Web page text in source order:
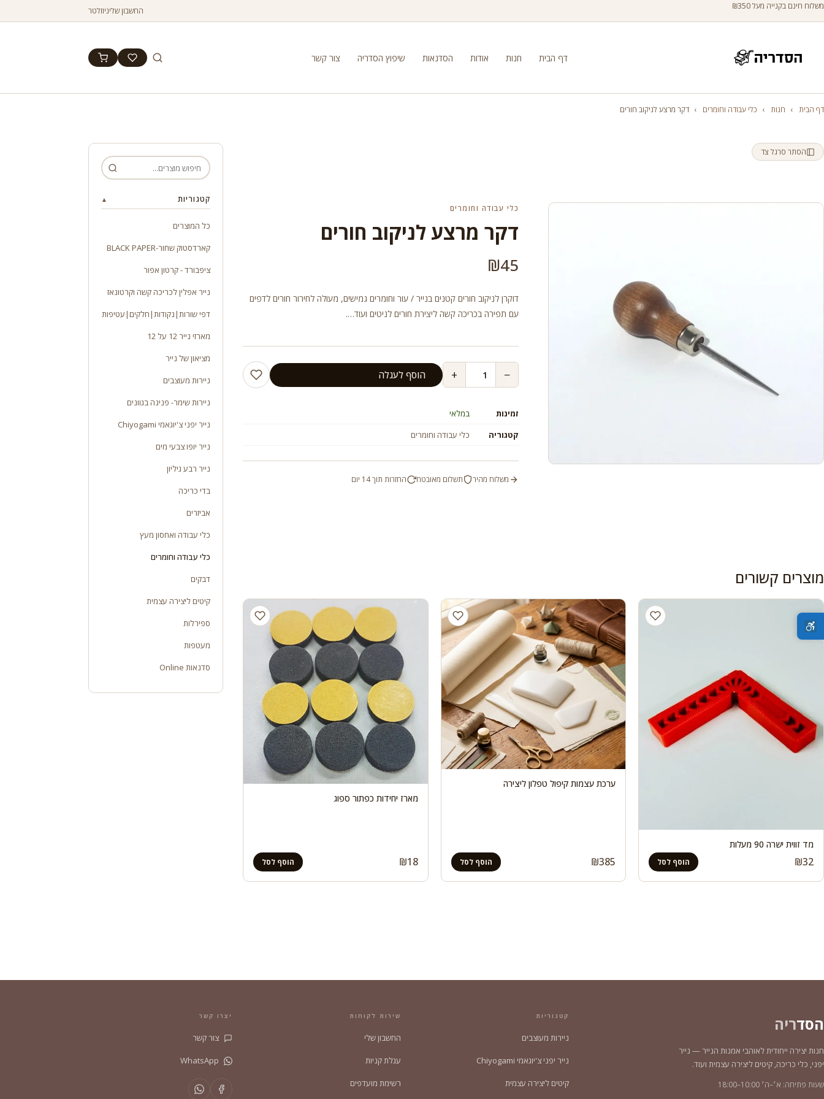
משלוח חינם בקנייה מעל ₪350 החשבון שליניוזלטר
דף הבית חנות אודות הסדנאות שיפוץ הסדריה צור קשר
דף הבית › חנות › כלי עבודה וחומרים › דקר מרצע לניקוב חורים
הסתר סרגל צד
כלי עבודה וחומרים
דקר מרצע לניקוב חורים
₪45
דוקרן לניקוב חורים קטנים בנייר / עור וחומרים גמישים, מעולה לחירור חורים לדפים
עם תפירה בכריכה קשה ליצירת חורים לניטים ועוד….
−
+ הוסף לעגלה
זמינות
במלאי
קטגוריה
כלי עבודה וחומרים
משלוח מהיר תשלום מאובטח החזרות תוך 14 יום
מוצרים קשורים
מד זווית ישרה 90 מעלות
₪32 הוסף לסל
ערכת עצמות קיפול טפלון ליצירה
₪385 הוסף לסל
מארז יחידות כפתור ספוג
₪18 הוסף לסל
קטגוריות ▲
כל המוצרים
קארדסטוק שחור-BLACK PAPER
ציפבורד - קרטון אפור
נייר אפלין לכריכה קשה וקרטונאז
דפי שורות|נקודות|חלקים|עטיפות
מארזי נייר 12 על 12
מציאון של נייר
ניירות מעוצבים
ניירות שימר- פנינה בגוונים
נייר יפני צ'יוגאמי Chiyogami
נייר יופו צבעי מים
נייר רבע גיליון
בדי כריכה
אביזרים
כלי עבודה ואחסון מעץ
כלי עבודה וחומרים
דבקים
קיטים ליצירה עצמית
ספירלות
מעטפות
סדנאות Online
הסדריה
חנות יצירה ייחודית לאוהבי אמנות הנייר — נייר
יפני, כלי כריכה, קיטים ליצירה עצמית ועוד.
שעות פתיחה: א׳–ה׳ 10:00–18:00
קטגוריות
ניירות מעוצבים
נייר יפני צ'יוגאמי Chiyogami
קיטים ליצירה עצמית
שירות לקוחות
החשבון שלי
עגלת קניות
רשימת מועדפים
יצרו קשר
צור קשר